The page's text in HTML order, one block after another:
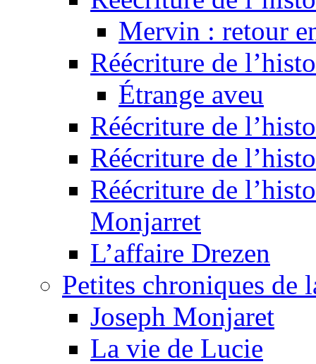
Mervin : retour
Réécriture de
Étrange aveu
Réécriture de
Réécriture de
Réécriture de
Monjarret
L’affaire Drezen
Petites chroniques de
Joseph Monjaret
La vie de Lucie